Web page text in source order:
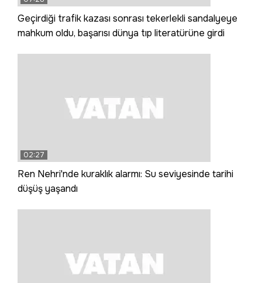
Geçirdiği trafik kazası sonrası tekerlekli sandalyeye
mahkum oldu, başarısı dünya tıp literatürüne girdi
02:27
Ren Nehri'nde kuraklık alarmı: Su seviyesinde tarihi
düşüş yaşandı